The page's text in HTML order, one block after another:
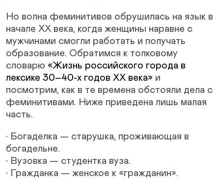
Но волна феминитивов обрушилась на язык в
начале XX века, когда женщины наравне с
мужчинами смогли работать и получать
образование. Обратимся к толковому
словарю «Жизнь российского города в
лексике 30–40-х годов XX века» и
посмотрим, как в те времена обстояли дела с
феминитивами. Ниже приведена лишь малая
часть.
• Богаделка — старушка, проживающая в
богадельне.
• Вузовка — студентка вуза.
• Гражданка — женское к «гражданин».